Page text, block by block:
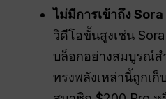
ไม่มีการเข้าถึง
วิดีโอขั้นสูงเช่น
บล็อกอย่างสมบูรณ์ส
ทรงพลังเหล่านี้ถูกเก็